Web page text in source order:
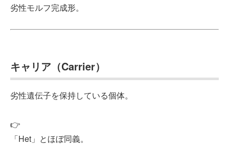
劣性モルフ完成形。
キャリア（Carrier）
劣性遺伝子を保持している個体。
👉
「Het」とほぼ同義。